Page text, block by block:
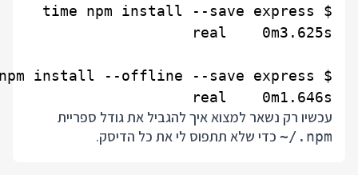
real    0m1.646s
עכשיו רק נשאר למצוא איך להגביל את גודל ספריית
~/.npm כדי שלא תתפוס לי את כל הדיסק.